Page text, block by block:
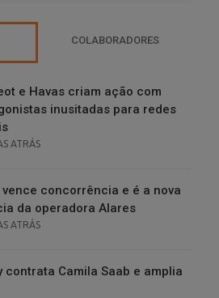
COLABORADORES
e Havas criam ação com
inusitadas para redes
ATRÁS
vence concorrência e é a nova
da operadora Alares
ATRÁS
contrata Camila Saab e amplia